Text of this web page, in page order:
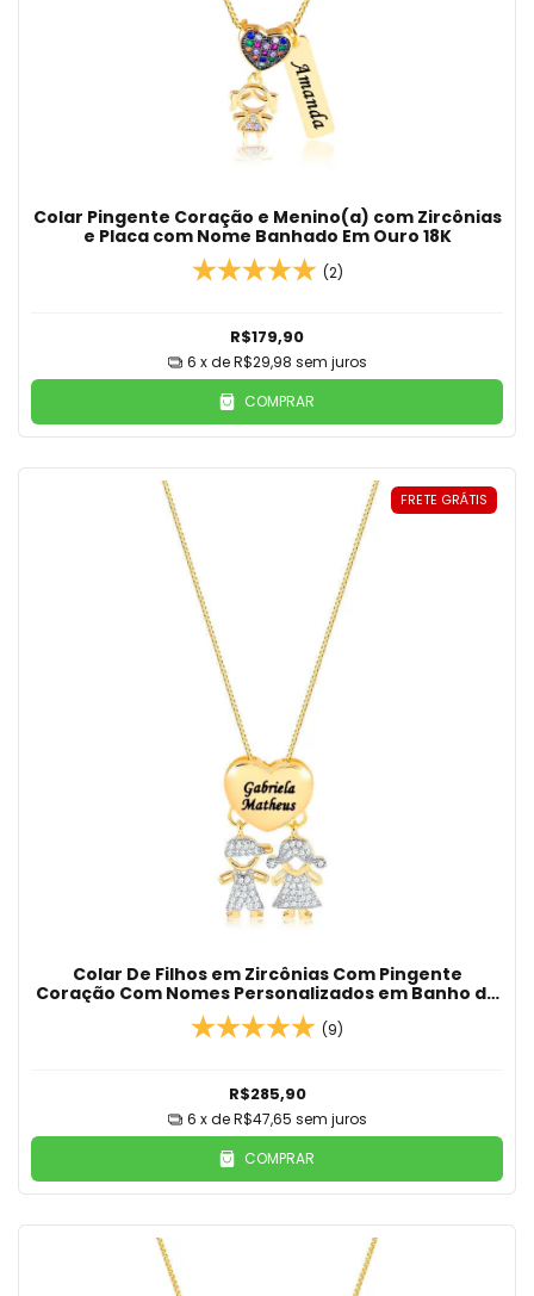
Colar Pingente Coração e Menino(a) com Zircônias
e Placa com Nome Banhado Em Ouro 18K
(2)
R$179,90
6 x deR$29,98 sem juros
COMPRAR
FRETE GRÁTIS
Colar De Filhos em Zircônias Com Pingente
Coração Com Nomes Personalizados em Banho de
Ouro 18k
(9)
R$285,90
6 x deR$47,65 sem juros
COMPRAR